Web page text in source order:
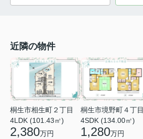
近隣の物件
桐生市相生町２丁目
4LDK (101.43㎡)
2,380万円
桐生市境野町４丁目
4SDK (134.00㎡)
1,280万円